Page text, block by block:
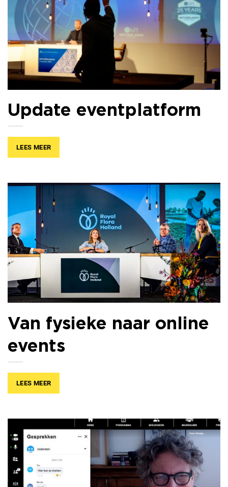
Update eventplatform
LEES MEER
Van fysieke naar online
events
LEES MEER